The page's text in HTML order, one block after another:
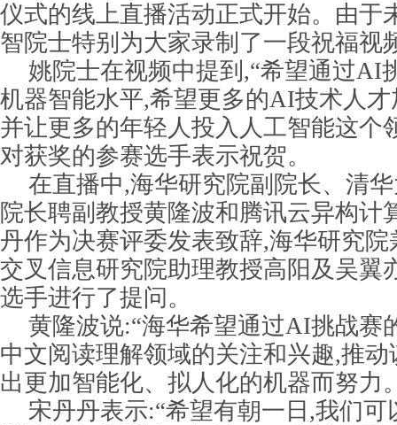
仪式的线上直播活动正式开始。由于
智院士特别为大家录制了一段祝福视
姚院士在视频中提到,“希望通过AI
机器智能水平,希望更多的AI技术人
并让更多的年轻人投入人工智能这个
对获奖的参赛选手表示祝贺。
在直播中,海华研究院副院长、清
院长聘副教授黄隆波和腾讯云异构计
丹作为决赛评委发表致辞,海华研究
交叉信息研究院助理教授高阳及吴翼
选手进行了提问。
黄隆波说:“海华希望通过AI挑战赛
中文阅读理解领域的关注和兴趣,推
出更加智能化、拟人化的机器而努力
宋丹丹表示:“希望有朝一日,我们